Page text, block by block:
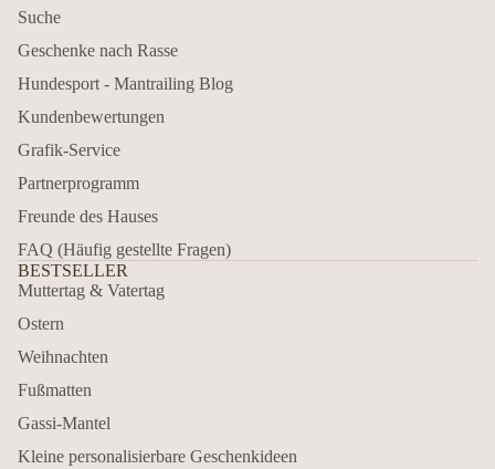
Suche
Geschenke nach Rasse
Hundesport - Mantrailing Blog
Kundenbewertungen
Grafik-Service
Partnerprogramm
Freunde des Hauses
FAQ (Häufig gestellte Fragen)
BESTSELLER
Muttertag & Vatertag
Ostern
Weihnachten
Fußmatten
Gassi-Mantel
Kleine personalisierbare Geschenkideen